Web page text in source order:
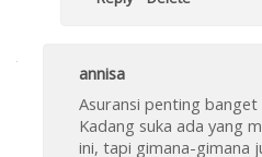
annisa
Asuransi penting
Kadang suka ada yang
ini, tapi gimana-gimana